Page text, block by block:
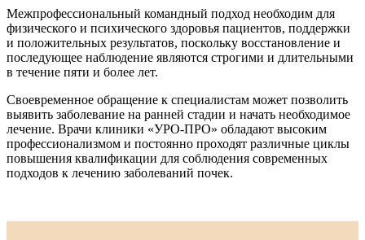
Межпрофессиональный командный подход необходим для
физического и психического здоровья пациентов, поддержки
и положительных результатов, поскольку восстановление и
последующее наблюдение являются строгими и длительными
в течение пяти и более лет.
Своевременное обращение к специалистам может позволить
выявить заболевание на ранней стадии и начать необходимое
лечение. Врачи клиники «УРО-ПРО» обладают высоким
профессионализмом и постоянно проходят различные циклы
повышения квалификации для соблюдения современных
подходов к лечению заболеваний почек.